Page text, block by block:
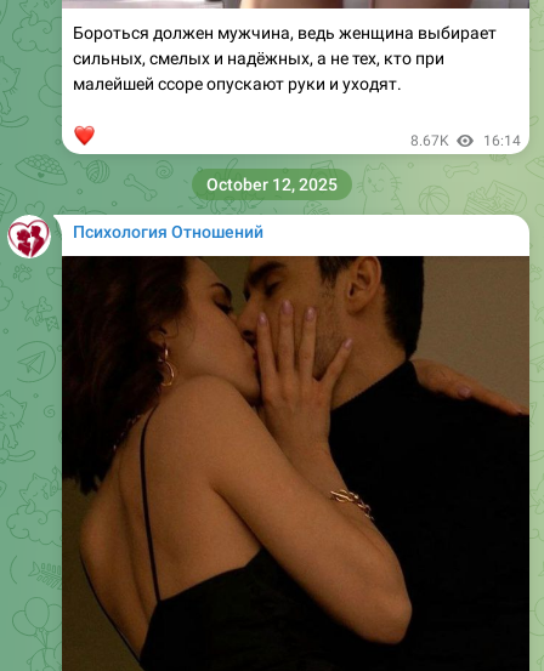
Бороться должен мужчина, ведь женщина выбирает
сильных, смелых и надёжных, а не тех, кто при
малейшей ссоре опускают руки и уходят.
8.67K 16:14
Психология Отношений
October 12, 2025